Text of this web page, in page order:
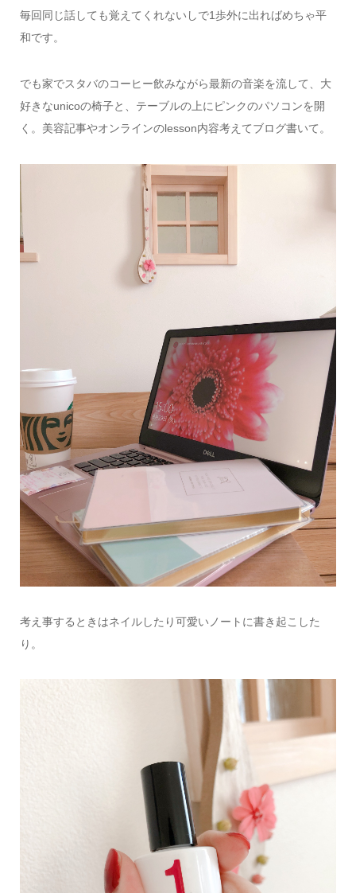
毎回同じ話しても覚えてくれないしで1歩外に出ればめちゃ平
和です。
でも家でスタバのコーヒー飲みながら最新の音楽を流して、大
好きなunicoの椅子と、テーブルの上にピンクのパソコンを開
く。美容記事やオンラインのlesson内容考えてブログ書いて。
考え事するときはネイルしたり可愛いノートに書き起こした
り。